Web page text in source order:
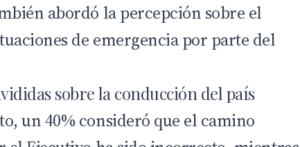
abordó la percepción sobre el
de emergencia por parte del
sobre la conducción del país
un 40% consideró que el camino